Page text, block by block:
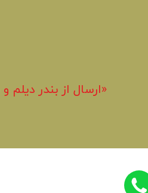
«​ارسال از بندر دیلم و شهر بهبهان»